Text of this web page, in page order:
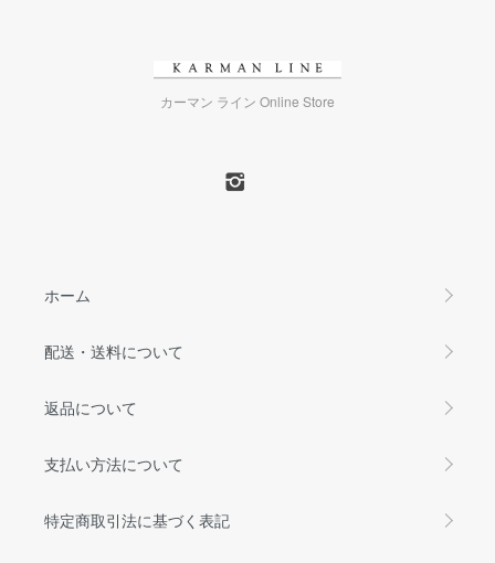
カーマン ライン Online Store
ホーム
配送・送料について
返品について
支払い方法について
特定商取引法に基づく表記